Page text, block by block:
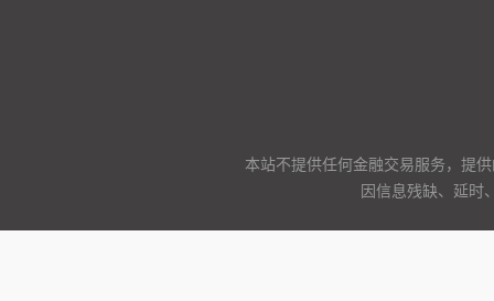
本站不提供任何金融交易服务，提
因信息残缺、延时